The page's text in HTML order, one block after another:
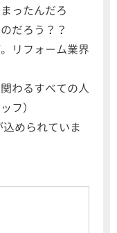
ったんだろ
だろう？？
リフォーム業界
わるすべての人
フ）
められていま